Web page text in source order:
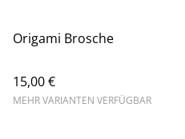
Origami Brosche
15,00 €
MEHR VARIANTEN VERFÜGBAR